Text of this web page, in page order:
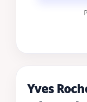
Yves